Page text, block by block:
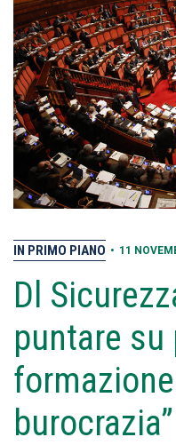
IN PRIMO PIANO • 11
Dl
puntare su
burocrazia”